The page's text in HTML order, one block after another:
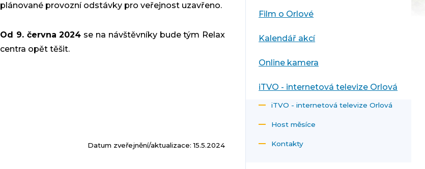
plánované provozní odstávky pro veřejnost uzavřeno.
Od 9. června 2024 se na návštěvníky bude tým Relax
centra opět těšit.
Datum zveřejnění/aktualizace: 15.5.2024
Film o Orlové
Kalendář akcí
Online kamera
iTVO - internetová televize Orlová
iTVO - internetová televize Orlová
Host měsíce
Kontakty